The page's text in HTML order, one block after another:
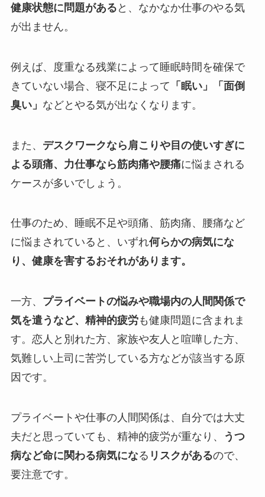
健康状態に問題がある と、なかなか仕事のやる気
が出ません。
例えば、度重なる残業によって睡眠時間を確保で
きていない場合、寝不足によって 「眠い」「面倒
臭い」 などとやる気が出なくなります。
また、 デスクワークなら肩こりや目の使いすぎに
よる頭痛、力仕事なら筋肉痛や腰痛に悩まされる
ケースが多いでしょう。
仕事のため、睡眠不足や頭痛、筋肉痛、腰痛など
に悩まされていると、いずれ何らかの病気にな
り、健康を害するおそれがあります。
一方、 プライベートの悩みや職場内の人間関係で
気を遣うなど、精神的疲労も健康問題に含まれま
す。恋人と別れた方、家族や友人と喧嘩した方、
気難しい上司に苦労している方などが該当する原
因です。
プライベートや仕事の人間関係は、自分では大丈
夫だと思っていても、精神的疲労が重なり、
うつ
病など命に関わる病気になる リスクがあるので、
要注意です。